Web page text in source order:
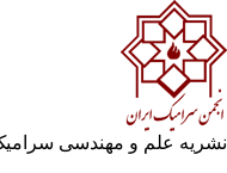
علم و مهندسی سرامیک